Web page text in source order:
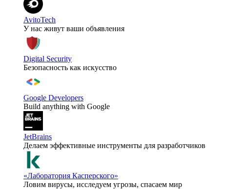
AvitoTech
У нас живут ваши объявления
Digital Security
Безопасность как искусство
Google Developers
Build anything with Google
JetBrains
Делаем эффективные инструменты для разработчиков
«Лаборатория Касперского»
Ловим вирусы, исследуем угрозы, спасаем мир